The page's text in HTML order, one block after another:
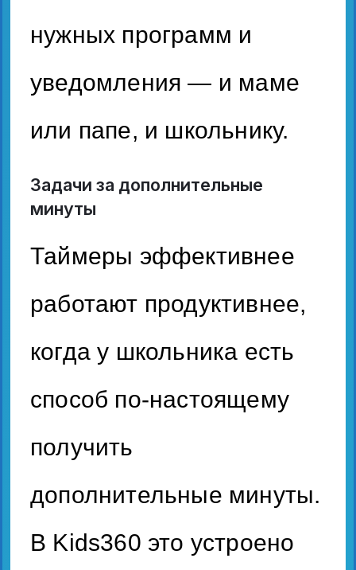
нужных программ и
уведомления — и маме
или папе, и школьнику.
Задачи за дополнительные
минуты
Таймеры эффективнее
работают продуктивнее,
когда у школьника есть
способ по-настоящему
получить
дополнительные минуты.
В Kids360 это устроено